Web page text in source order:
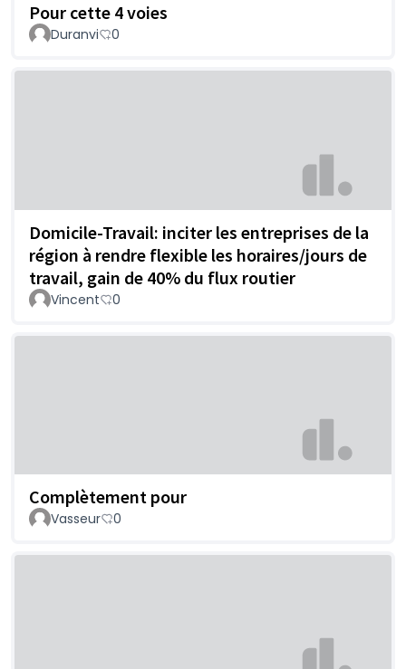
Pour cette 4 voies
Duranvi 0
Domicile-Travail: inciter les entreprises de la
région à rendre flexible les horaires/jours de
travail, gain de 40% du flux routier
Vincent 0
Complètement pour
Vasseur 0